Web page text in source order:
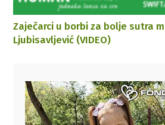
Zaječarci u borbi za bolje sutra
Ljubisavljević (VIDEO)